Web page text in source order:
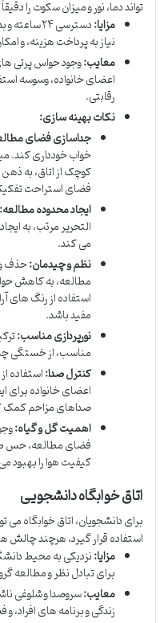
تواند دما، نور و میزان سکوت را
مزایا:
دسترسی ۲۴
نیاز به پرداخت هزینه، و
معایب:وجود حواس پرتی
اعضای خانواده، وسوسه
رقابتی.
نکات بهینه سازی:
جداسازی فضای
خواب خودداری کند.
کوچک از اتاق، به
فضای استراحت
ایجاد محدوده مطالعه:
التحریر مرتب، به
می کند.
نظم و چیدمان:حذف
مطالعه، به کاهش
استفاده از رنگ های
مفید باشد.
نورپردازی مناسب:
مناسب، از خستگی
کنترل صدا:استفاده
اعضای خانواده برای
صداهای مزاحم کمک
اهمیت گل و گیاه:
فضای مطالعه، حس
کیفیت هوا را بهبود
اتاق خوابگاه دانشجویی
برای دانشجویان، اتاق خوابگاه می
استفاده قرار گیرد، هرچند چالش
مزایا:نزدیکی به محیط
برای تبادل نظر و
معایب:سروصدا و شلوغی
زندگی و برنامه های